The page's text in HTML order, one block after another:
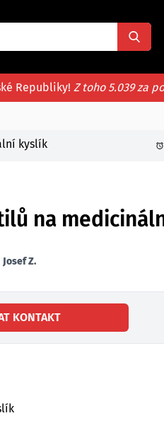
Republiky! Z toho 5.039 za
kyslík
na
Josef Z.
KONTAKT